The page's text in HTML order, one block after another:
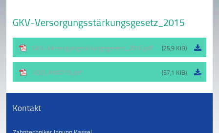
GKV-Versorgungsstärkungsgesetz_2015
GKV-Versorgungstärkungsgesetz_2015.pdf (25,9 KiB)
VDZI_PM0715.pdf (57,1 KiB)
Kontakt